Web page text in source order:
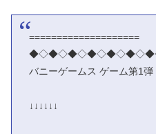
====================
バニーゲームス ゲーム第1弾
↓↓↓↓↓↓